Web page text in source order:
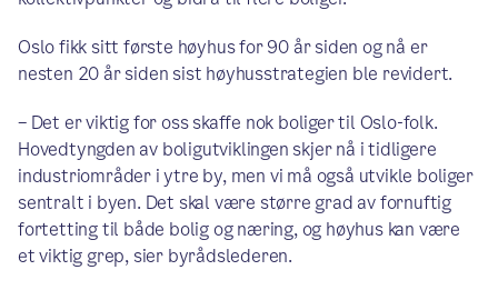
Oslo fikk sitt første høyhus for 90 år siden og nå er
nesten 20 år siden sist høyhusstrategien ble revidert.
– Det er viktig for oss skaffe nok boliger til Oslo-folk.
Hovedtyngden av boligutviklingen skjer nå i tidligere
industriområder i ytre by, men vi må også utvikle boliger
sentralt i byen. Det skal være større grad av fornuftig
fortetting til både bolig og næring, og høyhus kan være
et viktig grep, sier byrådslederen.